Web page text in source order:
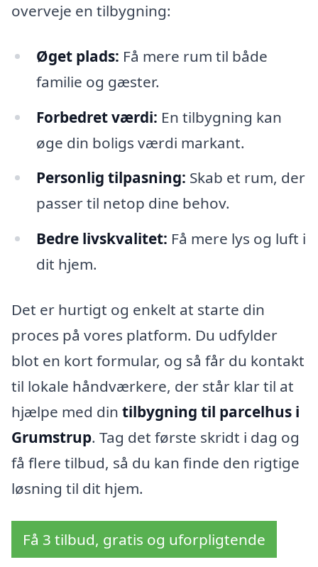
overveje en tilbygning:
Øget plads: Få mere rum til både
familie og gæster.
Forbedret værdi: En tilbygning kan
øge din boligs værdi markant.
Personlig tilpasning: Skab et rum, der
passer til netop dine behov.
Bedre livskvalitet: Få mere lys og luft i
dit hjem.
Det er hurtigt og enkelt at starte din
proces på vores platform. Du udfylder
blot en kort formular, og så får du kontakt
til lokale håndværkere, der står klar til at
hjælpe med din tilbygning til parcelhus i
Grumstrup. Tag det første skridt i dag og
få flere tilbud, så du kan finde den rigtige
løsning til dit hjem.
Få 3 tilbud, gratis og uforpligtende